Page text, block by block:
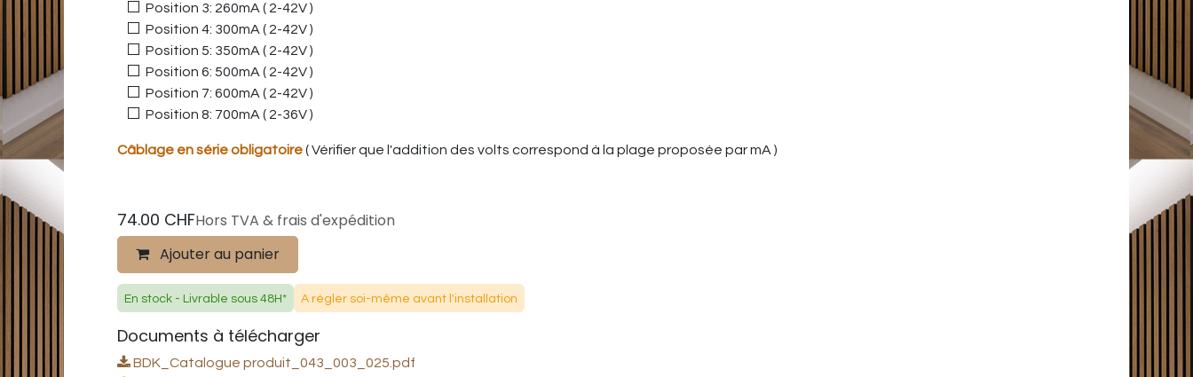
Position 3: 260mA ( 2-42V )
Position 4: 300mA ( 2-42V )
Position 5: 350mA ( 2-42V )
Position 6: 500mA ( 2-42V )
Position 7: 600mA ( 2-42V )
Position 8: 700mA ( 2-36V )
Câblage en série obligatoire( Vérifier que l'addition des volts correspond à la plage proposée par mA )
74.00 CHFHors TVA & frais d'expédition
Ajouter au panier
En stock - Livrable sous 48H* A régler soi-même avant l'installation
Documents à télécharger
BDK_Catalogue produit_043_003_025.pdf